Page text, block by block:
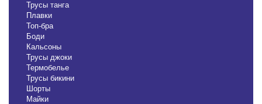
Трусы танга
Плавки
Топ-бра
Боди
Кальсоны
Трусы джоки
Термобелье
Трусы бикини
Шорты
Майки